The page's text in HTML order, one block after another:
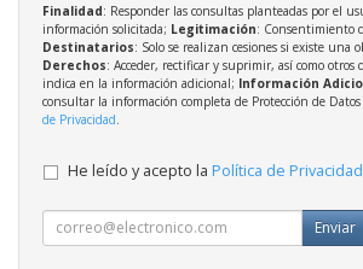
Finalidad: Responder las consultas planteadas por el
información solicitada; Legitimación: Consentimiento
Destinatarios: Solo se realizan cesiones si existe una
Derechos: Acceder, rectificar y suprimir, así como otros
indica en la información adicional; Información
consultar la información completa de Protección de
de Privacidad
He leído y acepto la Política de Privacidad
Enviar